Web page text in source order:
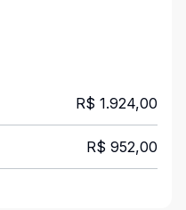
R$ 1.924,00
R$ 952,00